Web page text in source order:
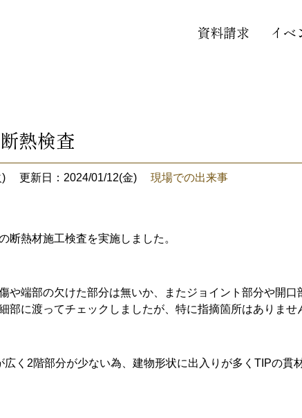
資料請求 イベ
熱検査
) 更新日：2024/01/12(金) 現場での出来事
断熱材施工検査を実施しました。
や端部の欠けた部分は無いか、またジョイント部分や開
部に渡ってチェックしましたが、特に指摘箇所はありませ
広く2階部分が少ない為、建物形状に出入りが多くTIPの